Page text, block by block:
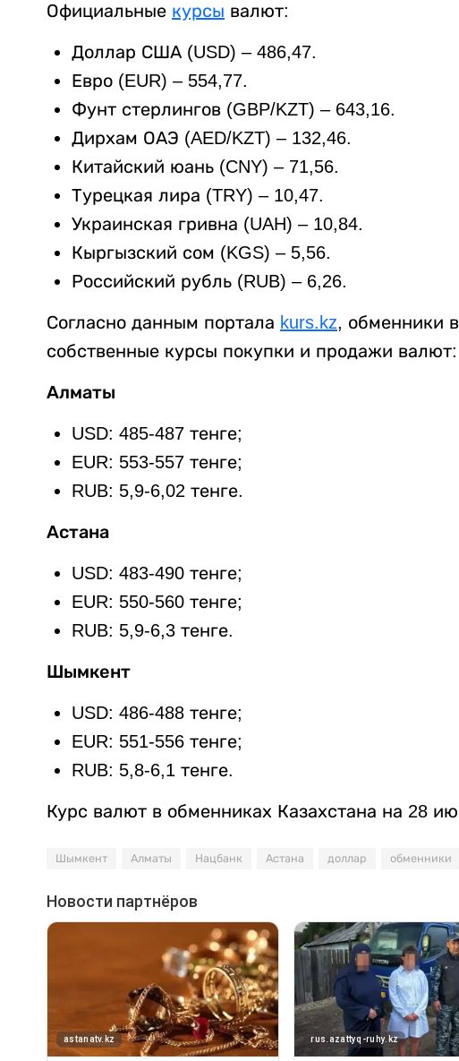
Официальные курсы валют:
Доллар США (USD) – 486,47.
Евро (EUR) – 554,77.
Фунт стерлингов (GBP/KZT) – 643,16.
Дирхам ОАЭ (AED/KZT) – 132,46.
Китайский юань (CNY) – 71,56.
Турецкая лира (TRY) – 10,47.
Украинская гривна (UAH) – 10,84.
Кыргызский сом (KGS) – 5,56.
Российский рубль (RUB) – 6,26.
Согласно данным портала kurs.kz, обменники
собственные курсы покупки и продажи валют:
Алматы
USD: 485-487 тенге;
EUR: 553-557 тенге;
RUB: 5,9-6,02 тенге.
Астана
USD: 483-490 тенге;
EUR: 550-560 тенге;
RUB: 5,9-6,3 тенге.
Шымкент
USD: 486-488 тенге;
EUR: 551-556 тенге;
RUB: 5,8-6,1 тенге.
Курс валют в обменниках Казахстана на 28
Шымкент Алматы Нацбанк Астана доллар обменники